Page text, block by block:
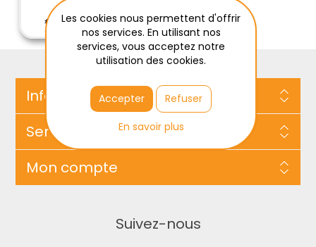
€209,00 / ST
€209,00 Excl Tax
Information
Service client
Mon compte
Suivez-nous
Les cookies nous permettent d'offrir
nos services. En utilisant nos
services, vous acceptez notre
utilisation des cookies.
Accepter
Refuser
En savoir plus